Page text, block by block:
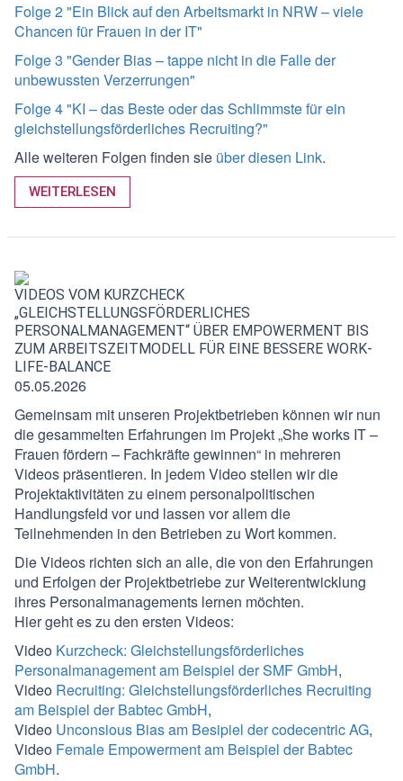
Folge 2 "Ein Blick auf den Arbeitsmarkt in NRW – viele
Chancen für Frauen in der IT"
Folge 3 "Gender Bias – tappe nicht in die Falle der
unbewussten Verzerrungen"
Folge 4 "KI – das Beste oder das Schlimmste für ein
gleichstellungsförderliches Recruiting?"
Alle weiteren Folgen finden sie über diesen Link.
WEITERLESEN
VIDEOS VOM KURZCHECK
„GLEICHSTELLUNGSFÖRDERLICHES
PERSONALMANAGEMENT“ ÜBER EMPOWERMENT BIS
ZUM ARBEITSZEITMODELL FÜR EINE BESSERE WORK-
LIFE-BALANCE
05.05.2026
Gemeinsam mit unseren Projektbetrieben können wir nun
die gesammelten Erfahrungen im Projekt „She works IT –
Frauen fördern – Fachkräfte gewinnen“ in mehreren
Videos präsentieren. In jedem Video stellen wir die
Projektaktivitäten zu einem personalpolitischen
Handlungsfeld vor und lassen vor allem die
Teilnehmenden in den Betrieben zu Wort kommen.
Die Videos richten sich an alle, die von den Erfahrungen
und Erfolgen der Projektbetriebe zur Weiterentwicklung
ihres Personalmanagements lernen möchten.
Hier geht es zu den ersten Videos:
Video Kurzcheck: Gleichstellungsförderliches
Personalmanagement am Beispiel der SMF GmbH,
Video Recruiting: Gleichstellungsförderliches Recruiting
am Beispiel der Babtec GmbH,
Video Unconsious Bias am Besipiel der codecentric AG,
Video Female Empowerment am Beispiel der Babtec
GmbH.